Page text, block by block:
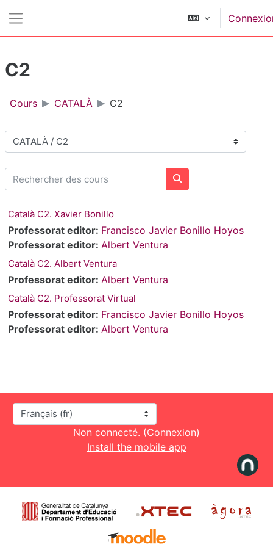
C2
Cours CATALÀ C2
Catégories de cours
Rechercher des cours
Rechercher des cours
Català C2. Xavier Bonillo
Professorat editor: Francisco Javier Bonillo Hoyos
Professorat editor: Albert Ventura
Català C2. Albert Ventura
Professorat editor: Albert Ventura
Català C2. Professorat Virtual
Professorat editor: Francisco Javier Bonillo Hoyos
Professorat editor: Albert Ventura
Langue
Non connecté. (Connexion)
Install the mobile app